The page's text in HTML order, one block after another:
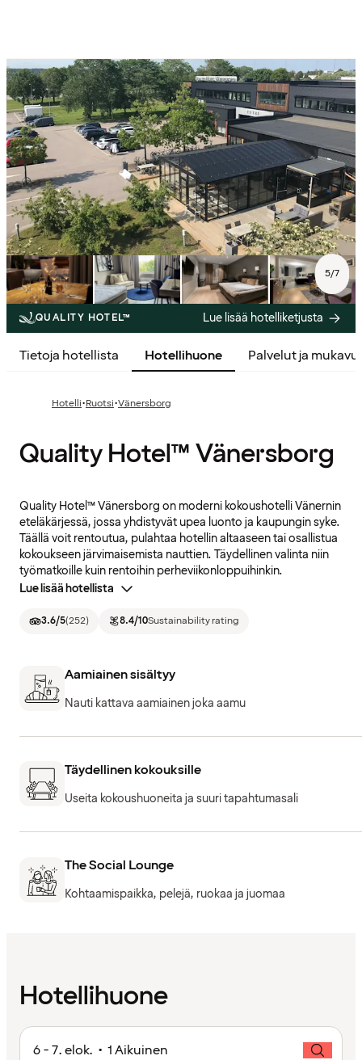
5/7
QUALITY HOTEL™ Lue lisää hotelliketjusta
Tietoja hotellista Hotellihuone Palvelut ja
Hotelli·Ruotsi·Vänersborg
Quality Hotel™ Vänersborg
Quality Hotel™ Vänersborg on moderni kokoushotelli Vänernin
eteläkärjessä, jossa yhdistyvät upea luonto ja kaupungin syke.
Täällä voit rentoutua, pulahtaa hotellin altaaseen tai osallistua
kokoukseen järvimaisemista nauttien. Täydellinen valinta niin
työmatkoille kuin rentoihin perheviikonloppuihinkin.
Lue lisää hotellista
3.6/5(252) 8.4/10Sustainability rating
Aamiainen sisältyy
Nauti kattava aamiainen joka aamu
Täydellinen kokouksille
Useita kokoushuoneita ja suuri tapahtumasali
The Social Lounge
Kohtaamispaikka, pelejä, ruokaa ja juomaa
Hotellihuone
6 - 7. elok. • 1 Aikuinen